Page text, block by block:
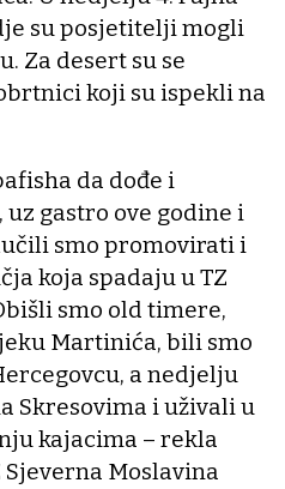
su posjetitelji mogli
Za desert su se
koji su ispekli na
da dođe i
gastro ove godine i
smo promovirati i
koja spadaju u TZ
smo old timere,
Martinića, bili smo
a nedjelju
Skresovima i uživali u
kajacima – rekla
Moslavina